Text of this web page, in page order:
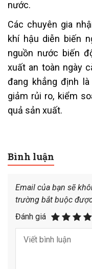
nước.
Các chuyên gia
khí hậu diễn biến
nguồn nước biến
xuất an toàn ngày
đang khẳng định
giảm rủi ro, kiểm
quả sản xuất.
Bình luận
Email của bạn sẽ
trường bắt buộc
Đánh giá